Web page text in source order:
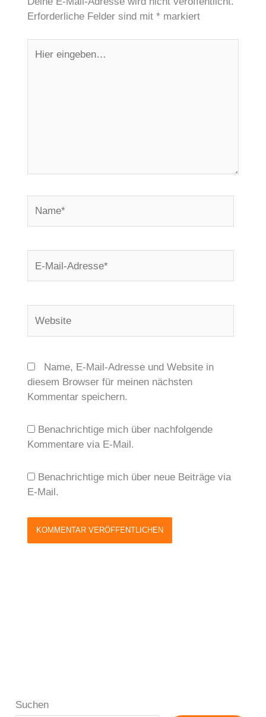
Erforderliche Felder sind mit * markiert
eingeben…
Mail-
Name, E-Mail-Adresse und Website in
diesem Browser für meinen nächsten
Kommentar speichern.
Benachrichtige mich über nachfolgende
Kommentare via E-Mail.
Benachrichtige mich über neue Beiträge via
E-Mail.
Suchen